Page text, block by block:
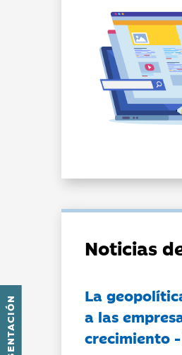
Noticias
La
a las
crecimiento